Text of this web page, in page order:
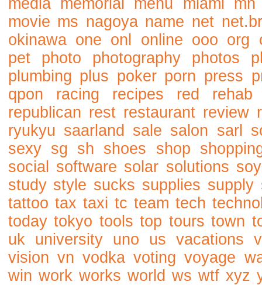
media memorial menu miami mn
movie ms nagoya name net net.br
okinawa one onl online ooo org
pet
photo photography photos
plumbing plus poker porn press
qpon
racing recipes red
rehab
republican rest restaurant review
ryukyu saarland sale salon sarl
sexy sg sh shoes shop
social
software solar solutions soy
study style sucks supplies supply
tattoo tax taxi tc team tech
today tokyo tools top tours town
uk
university uno us vacations
vision vn vodka voting voyage
win work works world ws wtf xyz